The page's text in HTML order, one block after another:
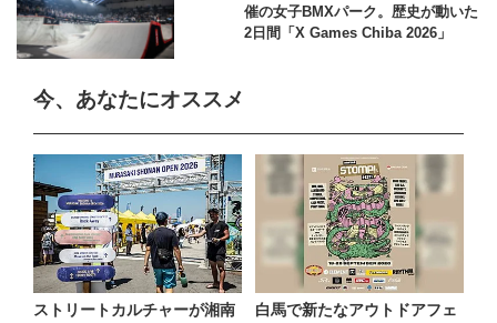
催の女子BMXパーク。歴史が動いた
2日間「X Games Chiba 2026」
今、あなたにオススメ
ストリートカルチャーが湘南
白馬で新たなアウトドアフェ